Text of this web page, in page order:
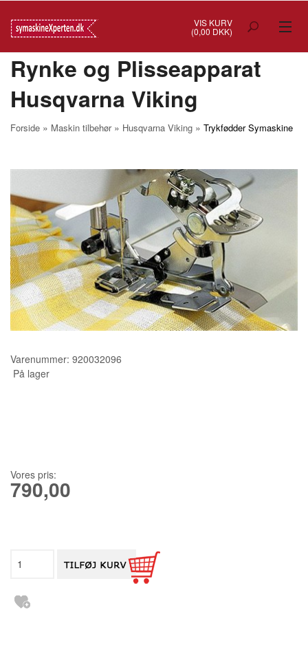
VIS KURV
(0,00 DKK)
TILBUD
SYMASKINER
INDUSTRI
BRUGTE/DEMO
MASKIN TILBEHØR
SYTILBEHØR
KURSER
SCANNCUT
Rynke og Plisseapparat
Husqvarna Viking
Forside » Maskin tilbehør» Husqvarna Viking » Trykfødder Symaskine
Varenummer: 920032096
På lager
Vores pris:
790,00